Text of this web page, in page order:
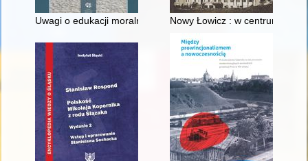
Uwagi o edukacji moralnej synów szlacheckich w XVI-
Nowy Łowicz : w centrum